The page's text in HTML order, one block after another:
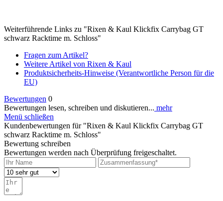
Weiterführende Links zu "Rixen & Kaul Klickfix Carrybag GT
schwarz Racktime m. Schloss"
Fragen zum Artikel?
Weitere Artikel von Rixen & Kaul
Produktsicherheits-Hinweise (Verantwortliche Person für die
EU)
Bewertungen 0
Bewertungen lesen, schreiben und diskutieren... mehr
Menü schließen
Kundenbewertungen für "Rixen & Kaul Klickfix Carrybag GT
schwarz Racktime m. Schloss"
Bewertung schreiben
Bewertungen werden nach Überprüfung freigeschaltet.